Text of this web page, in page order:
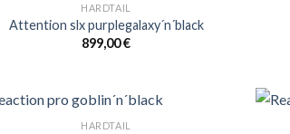
HARDTAIL
Attention slx purplegalaxy´n´black
899,00€
HARDTAIL